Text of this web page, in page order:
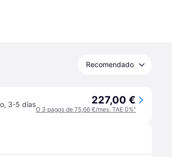
Recomendado
, 3-5 días 227,00 €
O 3 pagos de 75,66 €/mes. TAE 0%¹